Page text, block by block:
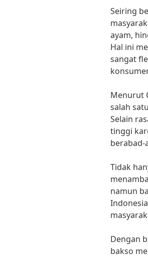
Seiring
ayam,
Hal ini
sangat
Menurut
salah
Selain
tinggi
berabad-
Tidak
namun
Dengan
bakso